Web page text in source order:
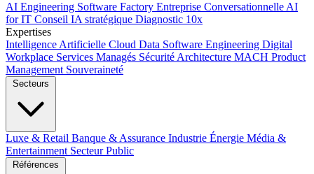
AI Engineering Software Factory Entreprise Conversationnelle AI
for IT Conseil IA stratégique Diagnostic 10x
Expertises
Intelligence Artificielle Cloud Data Software Engineering Digital
Workplace Services Managés Sécurité Architecture MACH Product
Management Souveraineté
Secteurs
Luxe & Retail Banque & Assurance Industrie Énergie Média &
Entertainment Secteur Public
Références